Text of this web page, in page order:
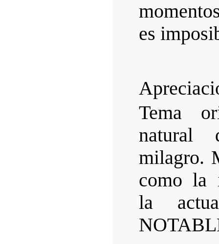
es
Tema
natural
milagro.
como la
la